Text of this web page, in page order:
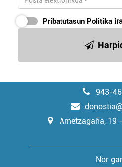
Pribatutasun Politika
943-
Ametzagaña, 19
Nor